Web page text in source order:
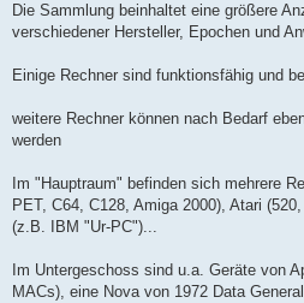
Die Sammlung beinhaltet eine größere
verschiedener Hersteller, Epochen und
Einige Rechner sind funktionsfähig und
weitere Rechner können nach Bedarf
werden
Im "Hauptraum" befinden sich mehrere
PET, C64, C128, Amiga 2000), Atari
(z.B. IBM "Ur-PC")...
Im Untergeschoss sind u.a. Geräte von
MACs), eine Nova von 1972 Data